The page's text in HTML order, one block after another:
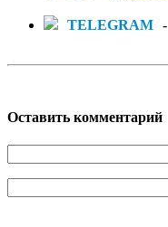
TELEGRAM -
Оставить комментарий